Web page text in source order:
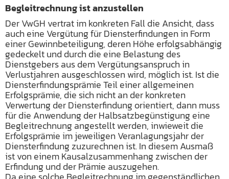
Begleitrechnung ist anzustellen
Der VwGH vertrat im konkreten Fall die Ansicht, dass
auch eine Vergütung für Diensterfindungen in Form
einer Gewinnbeteiligung, deren Höhe erfolgsabhängig
gedeckelt und durch die eine Belastung des
Dienstgebers aus dem Vergütungsanspruch in
Verlustjahren ausgeschlossen wird, möglich ist. Ist die
Diensterfindungsprämie Teil einer allgemeinen
Erfolgsprämie, die sich nicht an der konkreten
Verwertung der Diensterfindung orientiert, dann muss
für die Anwendung der Halbsatzbegünstigung eine
Begleitrechnung angestellt werden, inwieweit die
Erfolgsprämie im jeweiligen Veranlagungsjahr der
Diensterfindung zuzurechnen ist. In diesem Ausmaß
ist von einem Kausalzusammenhang zwischen der
Erfindung und der Prämie auszugehen.